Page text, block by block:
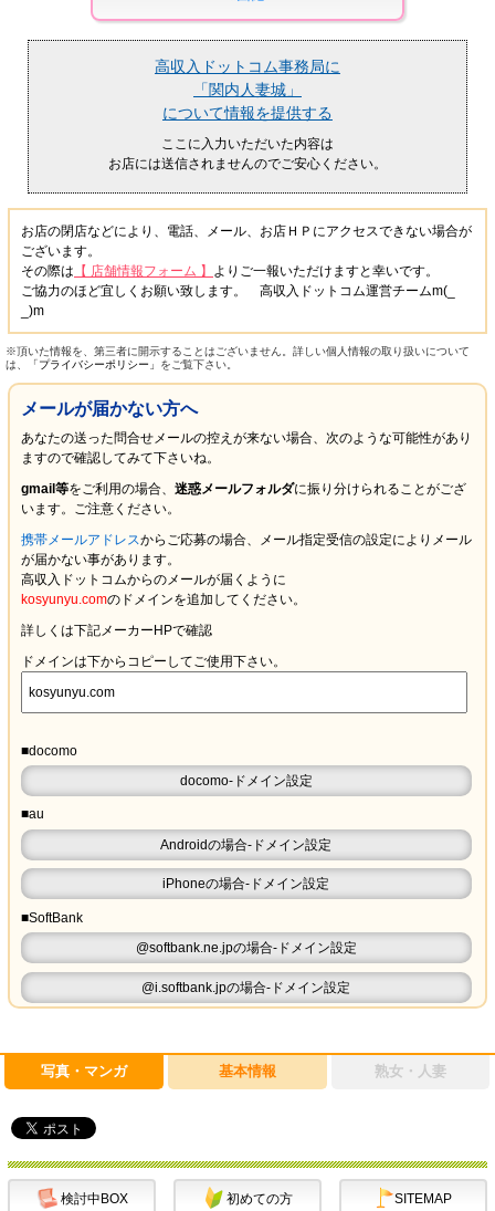
高収入ドットコム事務局に
「関内人妻城」
について情報を提供する
ここに入力いただいた内容は
お店には送信されませんのでご安心ください。
お店の閉店などにより、電話、メール、お店ＨＰにアクセスできない場合が
ございます。
その際は 【 店舗情報フォーム 】
よりご一報いただけますと幸いです。
ご協力のほど宜しくお願い致します。 高収入ドットコム運営チームm(_
_)m
※頂いた情報を、第三者に開示することはございません。詳しい個人情報の取り扱いについて
は、
「プライバシーポリシー」 をご覧下さい。
メールが届かない方へ
あなたの送った問合せメールの控えが来ない場合、次のような可能性があり
ますので確認してみて下さいね。
gmail等をご利用の場合、 迷惑メールフォルダに振り分けられることがござ
います。ご注意ください。
携帯メールアドレスからご応募の場合、メール指定受信の設定により メール
が届かない事があります。
高収入ドットコムからのメールが届くように
kosyunyu.comのドメインを追加してください。
詳しくは下記メーカーHPで確認
ドメインは下からコピーしてご使用下さい。
■docomo
docomo-ドメイン設定
■au
Androidの場合-ドメイン設定
iPhoneの場合-ドメイン設定
■SoftBank
@softbank.ne.jpの場合-ドメイン設定
@i.softbank.jpの場合-ドメイン設定
写真・マンガ 基本情報 熟女・人妻
検討中BOX 初めての方 SITEMAP